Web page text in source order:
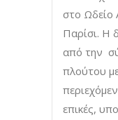
στο Ωδείο
Παρίσι. Η
από την
πλούτου
επικές,